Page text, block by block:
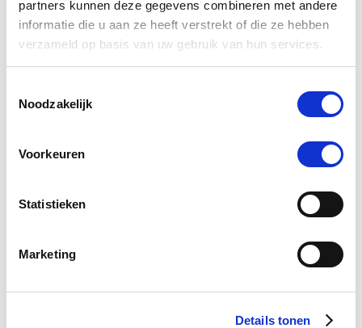
partners kunnen deze gegevens combineren met andere
informatie die u aan ze heeft verstrekt of die ze hebben
verzameld op basis van uw gebruik van hun services.
Noodzakelijk
Voorkeuren
Statistieken
Marketing
Details tonen
4.6
92 Beoordelingen
-15 %